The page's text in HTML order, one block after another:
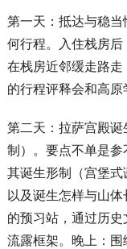
第一天：抵达与稳
何行程。入住栈房
在栈房近邻缓走路
的行程评释会和高原
第二天：拉萨宫殿
制）。要点不单是
其诞生形制（宫堡式
以及诞生怎样与山
的预习站，通过历
流露框架。晚上：